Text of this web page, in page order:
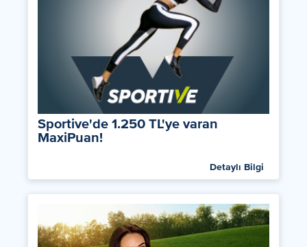
Sportive'de 1.250 TL'ye varan
MaxiPuan!
Detaylı Bilgi